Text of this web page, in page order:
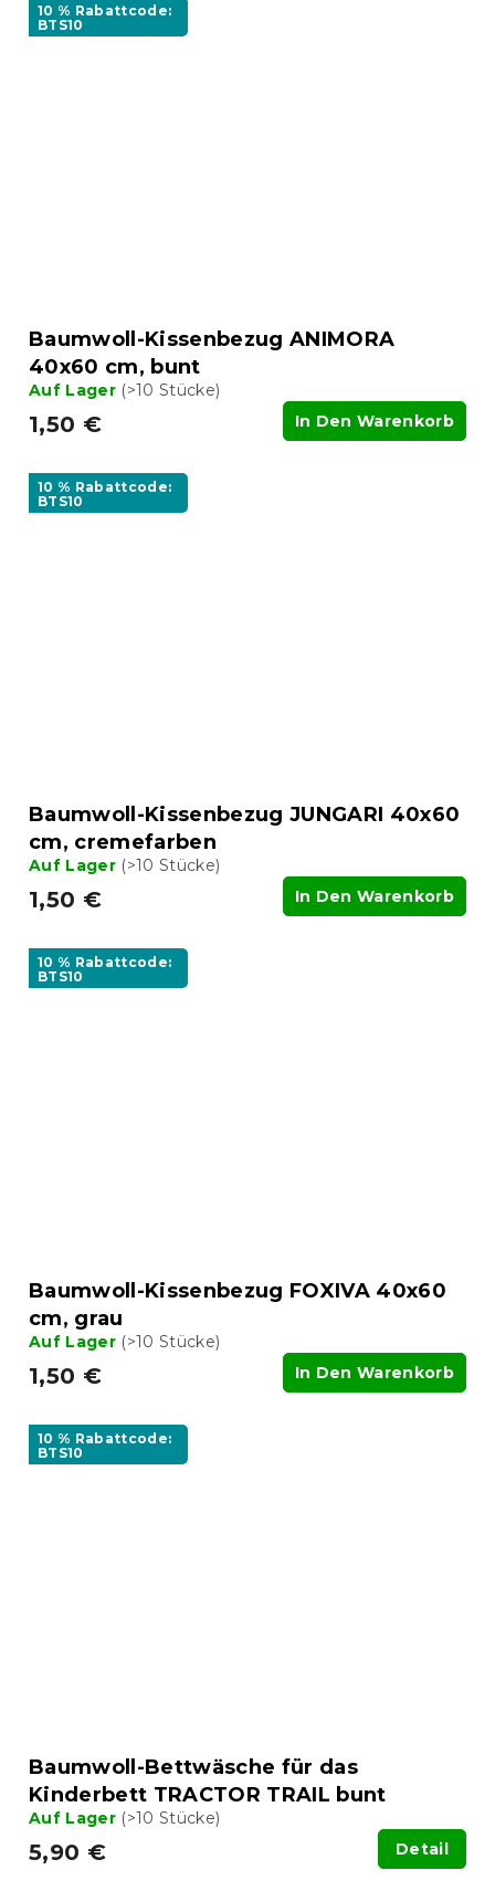
10 % Rabattcode:
BTS10
Baumwoll-Kissenbezug ANIMORA
40x60 cm, bunt
Auf Lager (>10 Stücke)
1,50 € In Den Warenkorb
10 % Rabattcode:
BTS10
Baumwoll-Kissenbezug JUNGARI 40x60
cm, cremefarben
Auf Lager (>10 Stücke)
1,50 € In Den Warenkorb
10 % Rabattcode:
BTS10
Baumwoll-Kissenbezug FOXIVA 40x60
cm, grau
Auf Lager (>10 Stücke)
1,50 € In Den Warenkorb
10 % Rabattcode:
BTS10
Baumwoll-Bettwäsche für das
Kinderbett TRACTOR TRAIL bunt
Auf Lager (>10 Stücke)
5,90 € Detail